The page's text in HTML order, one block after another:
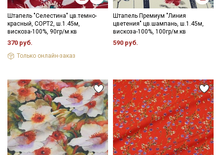
Штапель "Селестина" цв.темно-
красный, СОРТ2, ш.1.45м,
вискоза-100%, 90гр/м.кв
370 руб.
Только онлайн-заказ
Штапель Премиум "Линия
цветения" цв.шампань, ш.1.45м,
вискоза-100%, 100гр/м.кв
590 руб.
данныхи даюСогласие на обработку персональных
данных
ДаюСогласие на получение рекламных и
информационных рассылок